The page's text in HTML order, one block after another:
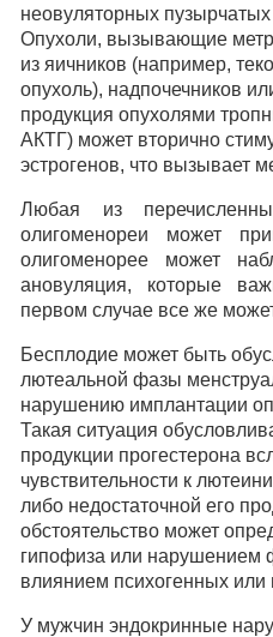
неовуляторных
Опухоли, вызывающие
из яичников (например,
опухоль), надпочечников
продукция опухолями
АКТГ) может вторично
эстрогенов, что вызывает
Любая из
олигоменореи может
олигоменорее может
ановуляция, которые
первом случае все же
Бесплодие может быть
лютеальной фазы
нарушению имплантации
Такая ситуация
продукции прогестерона
чувствительности к
либо недостаточной его
обстоятельство может
гипофиза или нарушением
влиянием психогенных
У мужчин эндокринные